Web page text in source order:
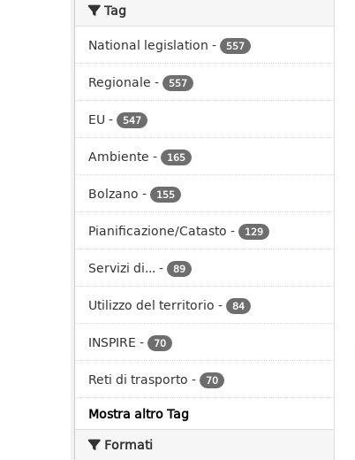
Tag
National legislation - 557
Regionale - 557
EU - 547
Ambiente - 165
Bolzano - 155
Pianificazione/Catasto - 129
Servizi di... - 89
Utilizzo del territorio - 84
INSPIRE - 70
Reti di trasporto - 70
Mostra altro Tag
Formati